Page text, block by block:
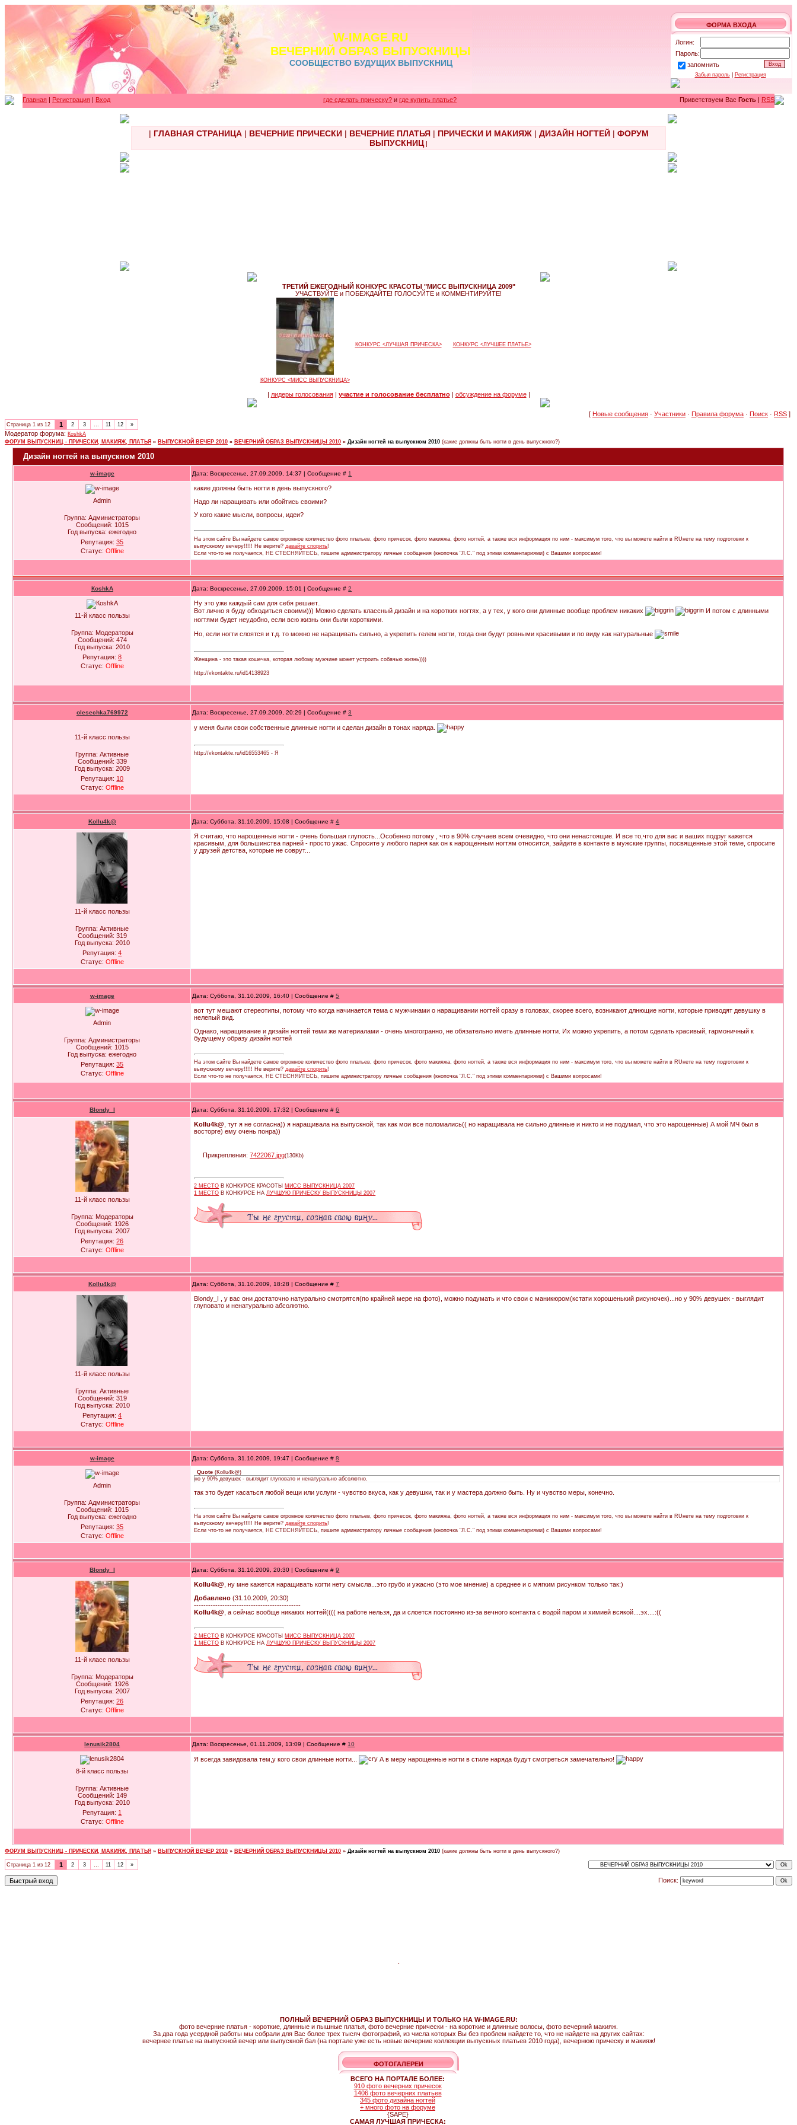
W-IMAGE.RU
ВЕЧЕРНИЙ ОБРАЗ ВЫПУСКНИЦЫ
СООБЩЕСТВО БУДУЩИХ ВЫПУСКНИЦ
ФОРМА ВХОДА
Логин:
Пароль:
запомнить
Забыл пароль| Регистрация
Главная | Регистрация | Вход где сделать прическу? и где купить платье? Приветствуем Вас Гость | RSS
| ГЛАВНАЯ СТРАНИЦА| ВЕЧЕРНИЕ ПРИЧЕСКИ| ВЕЧЕРНИЕ ПЛАТЬЯ| ПРИЧЕСКИ И МАКИЯЖ| ДИЗАЙН НОГТЕЙ| ФОРУМ
ВЫПУСКНИЦ |
ТРЕТИЙ ЕЖЕГОДНЫЙ КОНКУРС КРАСОТЫ "МИСС ВЫПУСКНИЦА 2009"
УЧАСТВУЙТЕ и ПОБЕЖДАЙТЕ! ГОЛОСУЙТЕ и КОММЕНТИРУЙТЕ!
КОНКУРС <МИСС ВЫПУСКНИЦА>
КОНКУРС <ЛУЧШАЯ ПРИЧЕСКА> КОНКУРС <ЛУЧШЕЕ ПЛАТЬЕ>
| лидеры голосования| участие и голосование бесплатно| обсуждение на форуме|
[ Новые сообщения · Участники · Правила форума · Поиск · RSS ]
Страница 1 из 12 1 2 3 … 11 12 »
Модератор форума: КoshkA
ФОРУМ ВЫПУСКНИЦ - ПРИЧЕСКИ, МАКИЯЖ, ПЛАТЬЯ » ВЫПУСКНОЙ ВЕЧЕР 2010 » ВЕЧЕРНИЙ ОБРАЗ ВЫПУСКНИЦЫ 2010 » Дизайн ногтей на выпускном 2010 (какие должны быть ногти в день выпускного?)
Дизайн ногтей на выпускном 2010
w-image Дата: Воскресенье, 27.09.2009, 14:37 | Сообщение # 1
Admin
Группа: Администраторы
Сообщений: 1015
Год выпуска:ежегодно
Репутация:35
Статус: Offline
какие должны быть ногти в день выпускного?
Надо ли наращивать или обойтись своими?
У кого какие мысли, вопросы, идеи?
На этом сайте Вы найдете самое огромное количество фото платьев, фото причесок, фото макияжа, фото ногтей, а также вся информация по ним - максимум того, что вы можете найти в RUнете на тему подготовки к
выпускному вечеру!!!!! Не верите? давайте спорить!
Если что-то не получается, НЕ СТЕСНЯЙТЕСЬ, пишите администратору личные сообщения (кнопочка "Л.С." под этими комментариями) с Вашими вопросами!
КoshkA Дата: Воскресенье, 27.09.2009, 15:01 | Сообщение #2
11-й класс пользы
Группа: Модераторы
Сообщений: 474
Год выпуска: 2010
Репутация:8
Статус: Offline
Ну это уже каждый сам для себя решает..
Вот лично я буду обходиться своими))) Можно сделать классный дизайн и на коротких ногтях, а у тех, у кого они длинные вообще проблем никаких
И потом с длинными
ногтями будет неудобно, если всю жизнь они были короткими.
Но, если ногти слоятся и т.д. то можно не наращивать сильно, а укрепить гелем ногти, тогда они будут ровными красивыми и по виду как натуральные
Женщина - это такая кошечка, которая любому мужчине может устроить собачью жизнь))))
http://vkontakte.ru/id14138923
olesechka769972 Дата: Воскресенье, 27.09.2009, 20:29 | Сообщение #3
11-й класс пользы
Группа: Активные
Сообщений: 339
Год выпуска: 2009
Репутация: 10
Статус: Offline
у меня были свои собственные длинные ногти и сделан дизайн в тонах наряда.
http://vkontakte.ru/id16553465 - Я
Kollu4k@ Дата: Суббота, 31.10.2009, 15:08 | Сообщение #4
11-й класс пользы
Группа: Активные
Сообщений: 319
Год выпуска: 2010
Репутация:4
Статус: Offline
Я считаю, что нарощенные ногти - очень большая глупость...Особенно потому , что в 90% случаев всем очевидно, что они ненастоящие. И все то,что для вас и ваших подруг кажется
красивым, для большинства парней - просто ужас. Спросите у любого парня как он к нарощенным ногтям относится, зайдите в контакте в мужские группы, посвященные этой теме, спросите
у друзей детства, которые не соврут...
w-image Дата: Суббота, 31.10.2009, 16:40 | Сообщение #5
Admin
Группа: Администраторы
Сообщений: 1015
Год выпуска:ежегодно
Репутация:35
Статус: Offline
вот тут мешают стереотипы, потому что когда начинается тема с мужчинами о наращивании ногтей сразу в головах, скорее всего, возникают длнющие ногти, которые приводят девушку в
нелепый вид.
Однако, наращивание и дизайн ногтей теми же материалами - очень многогранно, не обязательно иметь длинные ногти. Их можно укрепить, а потом сделать красивый, гармоничный к
будущему образу дизайн ногтей
На этом сайте Вы найдете самое огромное количество фото платьев, фото причесок, фото макияжа, фото ногтей, а также вся информация по ним - максимум того, что вы можете найти в RUнете на тему подготовки к
выпускному вечеру!!!!! Не верите? давайте спорить!
Если что-то не получается, НЕ СТЕСНЯЙТЕСЬ, пишите администратору личные сообщения (кнопочка "Л.С." под этими комментариями) с Вашими вопросами!
Blondy_l Дата: Суббота, 31.10.2009, 17:32 | Сообщение #6
11-й класс пользы
Группа: Модераторы
Сообщений: 1926
Год выпуска: 2007
Репутация:26
Статус: Offline
Kollu4k@ , тут я не согласна)) я наращивала на выпускной, так как мои все поломались(( но наращивала не сильно длинные и никто и не подумал, что это нарощенные) А мой МЧ был в
восторге) ему очень понра))
Прикрепления:7422067.jpg(130Kb)
2 МЕСТО В КОНКУРСЕ КРАСОТЫ МИСС ВЫПУСКНИЦА 2007
1 МЕСТО В КОНКУРСЕ НАЛУЧШУЮ ПРИЧЕСКУ ВЫПУСКНИЦЫ 2007
Kollu4k@ Дата: Суббота, 31.10.2009, 18:28 | Сообщение #7
11-й класс пользы
Группа: Активные
Сообщений: 319
Год выпуска: 2010
Репутация:4
Статус: Offline
Blondy_I , у вас они достаточно натурально смотрятся(по крайней мере на фото), можно подумать и что свои с маникюром(кстати хорошенький рисуночек)...но у 90% девушек - выглядит
глуповато и ненатурально абсолютно.
w-image Дата: Суббота, 31.10.2009, 19:47 | Сообщение #8
Admin
Группа: Администраторы
Сообщений: 1015
Год выпуска:ежегодно
Репутация:35
Статус: Offline
Quote (Kollu4k@)
но у 90% девушек - выглядит глуповато и ненатурально абсолютно.
так это будет касаться любой вещи или услуги - чувство вкуса, как у девушки, так и у мастера должно быть. Ну и чувство меры, конечно.
На этом сайте Вы найдете самое огромное количество фото платьев, фото причесок, фото макияжа, фото ногтей, а также вся информация по ним - максимум того, что вы можете найти в RUнете на тему подготовки к
выпускному вечеру!!!!! Не верите? давайте спорить!
Если что-то не получается, НЕ СТЕСНЯЙТЕСЬ, пишите администратору личные сообщения (кнопочка "Л.С." под этими комментариями) с Вашими вопросами!
Blondy_l Дата: Суббота, 31.10.2009, 20:30 | Сообщение #9
11-й класс пользы
Группа: Модераторы
Сообщений: 1926
Год выпуска: 2007
Репутация:26
Статус: Offline
Kollu4k@ , ну мне кажется наращивать когти нету смысла...это грубо и ужасно (это мое мнение) а среднее и с мягким рисунком только так:)
Добавлено (31.10.2009, 20:30)
---------------------------------------------
Kollu4k@ , а сейчас вообще никаких ногтей(((( на работе нельзя, да и слоется постоянно из-за вечного контакта с водой паром и химией всякой....эх....:((
2 МЕСТО В КОНКУРСЕ КРАСОТЫ МИСС ВЫПУСКНИЦА 2007
1 МЕСТО В КОНКУРСЕ НА ЛУЧШУЮ ПРИЧЕСКУ ВЫПУСКНИЦЫ 2007
lenusik2804 Дата: Воскресенье, 01.11.2009, 13:09 | Сообщение # 10
8-й класс пользы
Группа: Активные
Сообщений: 149
Год выпуска: 2010
Репутация: 1
Статус: Offline
Я всегда завидовала тем,у кого свои длинные ногти... А в меру нарощенные ногти в стиле наряда будут смотреться замечательно!
ФОРУМ ВЫПУСКНИЦ - ПРИЧЕСКИ, МАКИЯЖ, ПЛАТЬЯ » ВЫПУСКНОЙ ВЕЧЕР 2010 » ВЕЧЕРНИЙ ОБРАЗ ВЫПУСКНИЦЫ 2010 » Дизайн ногтей на выпускном 2010 (какие должны быть ногти в день выпускного?)
Страница 1 из 12 1 2 3 … 11 12 »
Поиск:
ПОЛНЫЙ ВЕЧЕРНИЙ ОБРАЗ ВЫПУСКНИЦЫ И ТОЛЬКО НА W-IMAGE.RU:
фото вечерние платья - короткие, длинные и пышные платья, фото вечерние прически - на короткие и длинные волосы, фото вечерний макияж.
За два года усердной работы мы собрали для Вас более трех тысяч фотографий, из числа которых Вы без проблем найдете то, что не найдете на других сайтах:
вечернее платье на выпускной вечер или выпускной бал (на портале уже есть новые вечерние коллекции выпускных платьев 2010 года), вечернюю прическу и макияж!
ФОТОГАЛЕРЕИ
ВСЕГО НА ПОРТАЛЕ БОЛЕЕ:
910 фото вечерних причесок
1406 фото вечерних платьев
345 фото дизайна ногтей
+ много фото на форуме
{SAPE}
САМАЯ ЛУЧШАЯ ПРИЧЕСКА: